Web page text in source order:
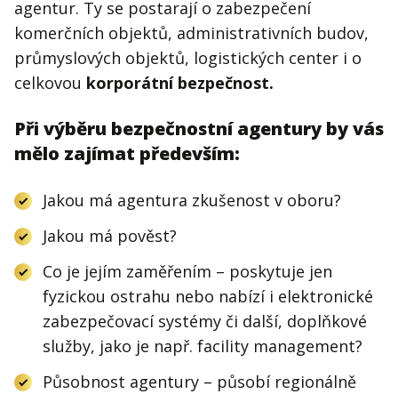
agentur. Ty se postarají o zabezpečení
komerčních objektů, administrativních budov,
průmyslových objektů, logistických center i o
celkovou korporátní bezpečnost.
Při výběru bezpečnostní agentury by vás
mělo zajímat především:
Jakou má agentura zkušenost v oboru?
Jakou má pověst?
Co je jejím zaměřením – poskytuje jen
fyzickou ostrahu nebo nabízí i elektronické
zabezpečovací systémy či další, doplňkové
služby, jako je např. facility management?
Působnost agentury – působí regionálně